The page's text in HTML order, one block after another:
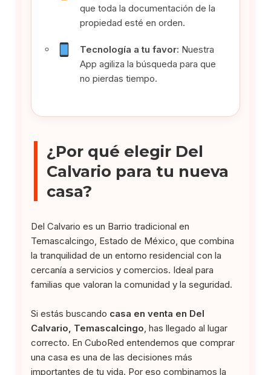
que toda la documentación de la
propiedad esté en orden.
Tecnología a tu favor: Nuestra
App agiliza la búsqueda para que
no pierdas tiempo.
¿Por qué elegir Del
Calvario para tu nueva
casa?
Del Calvario es un Barrio tradicional en
Temascalcingo, Estado de México, que combina
la tranquilidad de un entorno residencial con la
cercanía a servicios y comercios. Ideal para
familias que valoran la comunidad y la seguridad.
Si estás buscando casa en venta en Del
Calvario, Temascalcingo , has llegado al lugar
correcto. En CuboRed entendemos que comprar
una casa es una de las decisiones más
importantes de tu vida. Por eso combinamos la